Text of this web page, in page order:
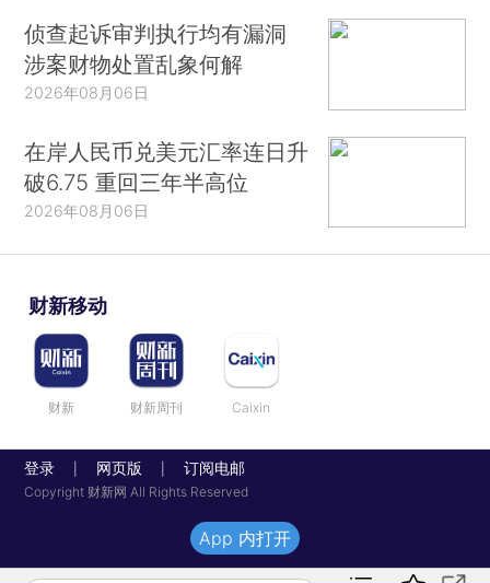
侦查起诉审判执行均有漏洞
涉案财物处置乱象何解
2026年08月06日
在岸人民币兑美元汇率连日升
破6.75 重回三年半高位
2026年08月06日
财新移动
财新 财新周刊 Caixin
登录 网页版 订阅电邮
Copyright 财新网 All Rights Reserved
App 内打开